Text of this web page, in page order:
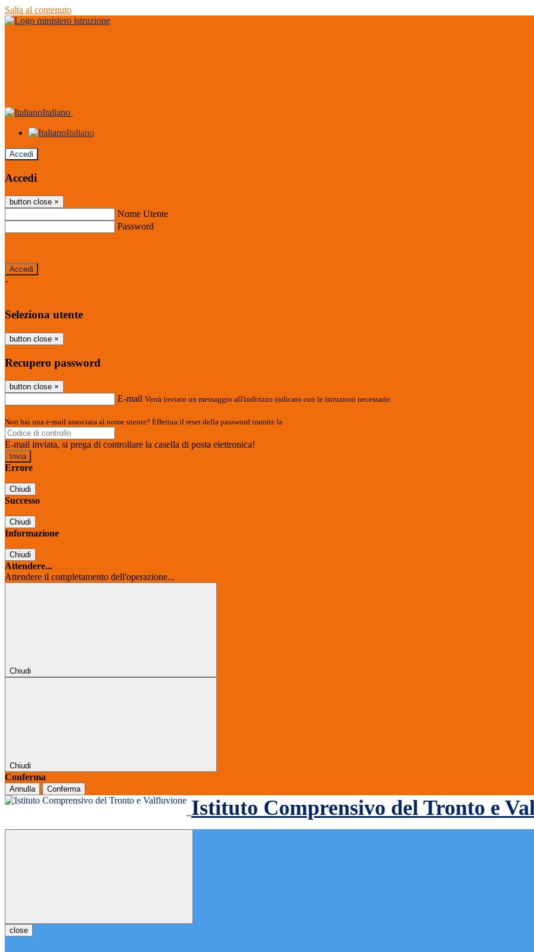
Salta al contenuto
Italiano
Italiano
Accedi
Accedi
button close ×
Nome Utente
Password
-
Seleziona utente
button close ×
Recupero password
button close ×
E-mail Verrà inviato un messaggio all'indirizzo indicato con le istruzioni necessarie.
Non hai una e-mail associata al nome utente? Effettua il reset della password tramite la
E-mail inviata, si prega di controllare la casella di posta elettronica!
Errore
Chiudi
Successo
Chiudi
Informazione
Chiudi
Attendere...
Attendere il completamento dell'operazione...
Chiudi
Chiudi
Conferma
Annulla Conferma
Istituto Comprensivo del Tronto e
close